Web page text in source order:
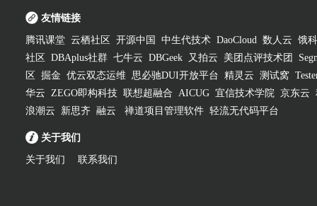
友情链接
腾讯课堂 云栖社区 开源中国 中生代技术 DaoCloud 数人云 饿
社区
DBAplus社群 七牛云 DBGeek 又拍云 美团点评技术团
区
掘金 优云双态运维 思必驰DUI开放平台 精灵云 测试窝
华云 ZEGO即构科技 联想超融合 AICUG 宜信技术学院 京东云
浪潮云
新思齐 融云 禅道项目管理软件 轻流无代码平台
关于我们
关于我们 联系我们